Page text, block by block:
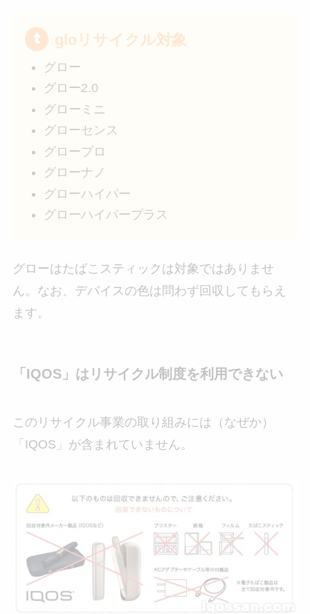
gloリサイクル対象
グロー
グロー2.0
グローミニ
グローセンス
グロープロ
グローナノ
グローハイパー
グローハイパープラス
グローはたばこスティックは対象ではありませ
ん。なお、デバイスの色は問わず回収してもらえ
ます。
「IQOS」はリサイクル制度を利用できない
このリサイクル事業の取り組みには（なぜか）
「IQOS」が含まれていません。